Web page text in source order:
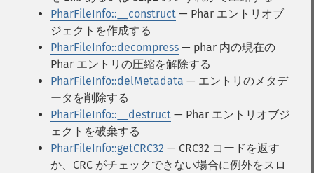
PharFileInfo::__construct — Phar エントリオブ
ジェクトを作成する
PharFileInfo::decompress — phar 内の現在の
Phar エントリの圧縮を解除する
PharFileInfo::delMetadata — エントリのメタデ
ータを削除する
PharFileInfo::__destruct — Phar エントリオブジ
ェクトを破棄する
PharFileInfo::getCRC32 — CRC32 コードを返す
か、CRC がチェックできない場合に例外をスロ